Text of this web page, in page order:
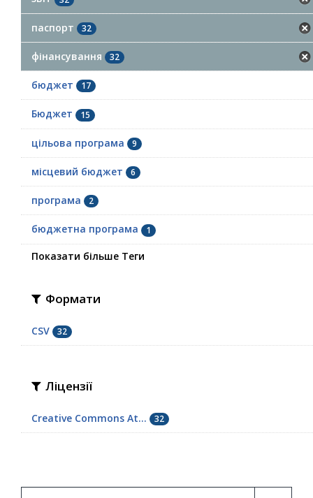
паспорт 32
фінансування 32
бюджет 17
Бюджет 15
цільова програма 9
місцевий бюджет 6
програма 2
бюджетна програма 1
Показати більше Теги
Формати
CSV 32
Ліцензії
Creative Commons At... 32